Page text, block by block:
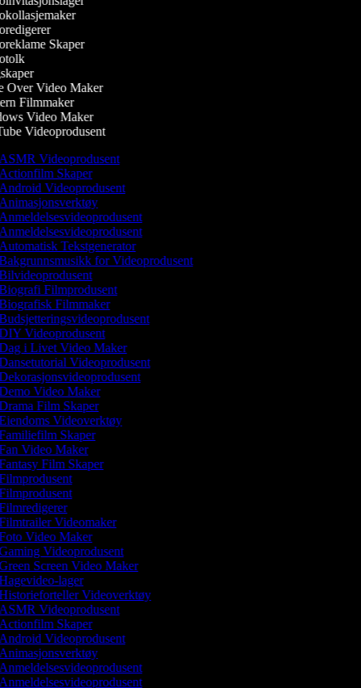
Skaper
Over Video Maker
Filmmaker
Video Maker
Videoprodusent
Videoprodusent
Skaper
Videoprodusent
Tekstgenerator
for Videoprodusent
Filmprodusent
Filmmaker
Videoprodusent
i Livet Video Maker
Videoprodusent
Video Maker
Film Skaper
Videoverktøy
Skaper
Video Maker
Film Skaper
Videomaker
Video Maker
Videoprodusent
Screen Video Maker
lager
Videoverktøy
Videoprodusent
Skaper
Videoprodusent